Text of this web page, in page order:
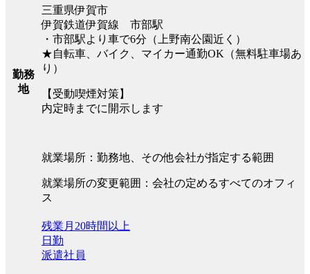
勤務
地
三重県伊賀市
伊賀鉄道伊賀線 市部駅
・市部駅より車で6分（上野南公園近く）
★自転車、バイク、マイカー通勤OK（無料駐車場あ
り）
【受動喫煙対策】
内定時までに開示します
就業場所：勤務地、その他会社が指定する範囲
就業場所の変更範囲：会社の定めるすべてのオフィ
ス
残業月20時間以上
日勤
派遣社員